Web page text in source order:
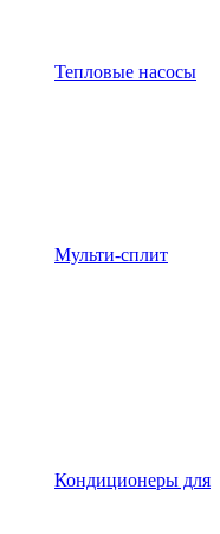
Тепловые насосы
Мульти-сплит
Кондиционеры для